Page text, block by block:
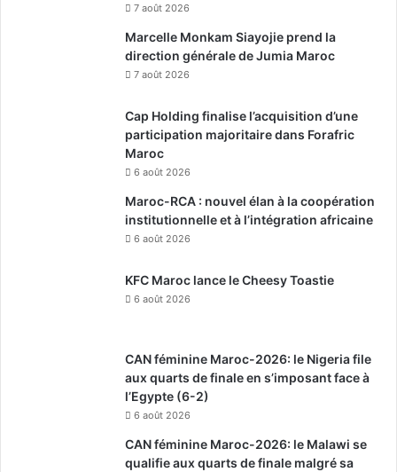
7 août 2026
Marcelle Monkam Siayojie prend la
direction générale de Jumia Maroc
7 août 2026
Cap Holding finalise l’acquisition d’une
participation majoritaire dans Forafric
Maroc
6 août 2026
Maroc-RCA : nouvel élan à la coopération
institutionnelle et à l’intégration africaine
6 août 2026
KFC Maroc lance le Cheesy Toastie
6 août 2026
CAN féminine Maroc-2026: le Nigeria file
aux quarts de finale en s’imposant face à
l’Egypte (6-2)
6 août 2026
CAN féminine Maroc-2026: le Malawi se
qualifie aux quarts de finale malgré sa